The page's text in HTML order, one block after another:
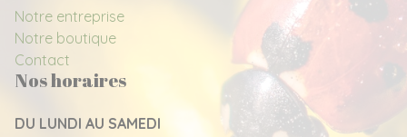
Notre entreprise
Notre boutique
Contact
Nos horaires
DU LUNDI AU SAMEDI